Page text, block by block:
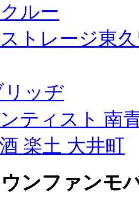
ルー
トレージ東
リッヂ
ティスト 南
楽土 大井町
ンファンモ